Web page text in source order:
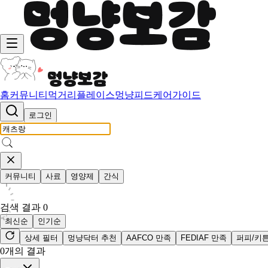
홈커뮤니티 먹거리 플레이스멍냥피드케어가이드
로그인
커뮤니티 사료 영양제 간식
검색 결과 0
최신순
인기순
상세 필터
멍냥닥터 추천 AAFCO 만족 FEDIAF 만족 퍼피/키
0개의 결과